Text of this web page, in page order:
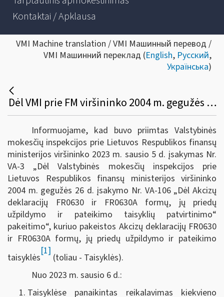
Kontaktai / Apklausa
VMI Machine translation / VMI Машинный перевод /
VMI Машинний переклад (English, Русский,
Українська)
Dėl VMI prie FM viršininko 2004 m. gegužės 26 d. įsakymo VA-106 pakeitimo
Informuojame, kad buvo priimtas Valstybinės
mokesčių inspekcijos prie Lietuvos Respublikos finansų
ministerijos viršininko 2023 m. sausio 5 d. įsakymas Nr.
VA-3 „Dėl Valstybinės mokesčių inspekcijos prie
Lietuvos Respublikos finansų ministerijos viršininko
2004 m. gegužės 26 d. įsakymo Nr. VA-106 „Dėl Akcizų
deklaracijų FR0630 ir FR0630A formų, jų priedų
užpildymo ir pateikimo taisyklių patvirtinimo“
pakeitimo“, kuriuo pakeistos Akcizų deklaracijų FR0630
ir FR0630A formų, jų priedų užpildymo ir pateikimo
taisyklės
[1]
(toliau - Taisyklės).
Nuo 2023 m. sausio 6 d.:
Taisyklėse panaikintas reikalavimas kiekvieno